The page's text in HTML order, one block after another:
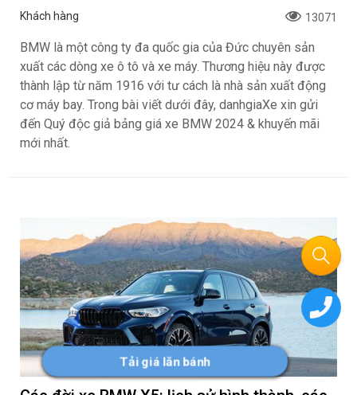
Khách hàng 13071
BMW là một công ty đa quốc gia của Đức chuyên sản
xuất các dòng xe ô tô và xe máy. Thương hiệu này được
thành lập từ năm 1916 với tư cách là nhà sản xuất động
cơ máy bay. Trong bài viết dưới đây, danhgiaXe xin gửi
đến Quý độc giả bảng giá xe BMW 2024 & khuyến mãi
mới nhất.
Tải giá lăn bánh